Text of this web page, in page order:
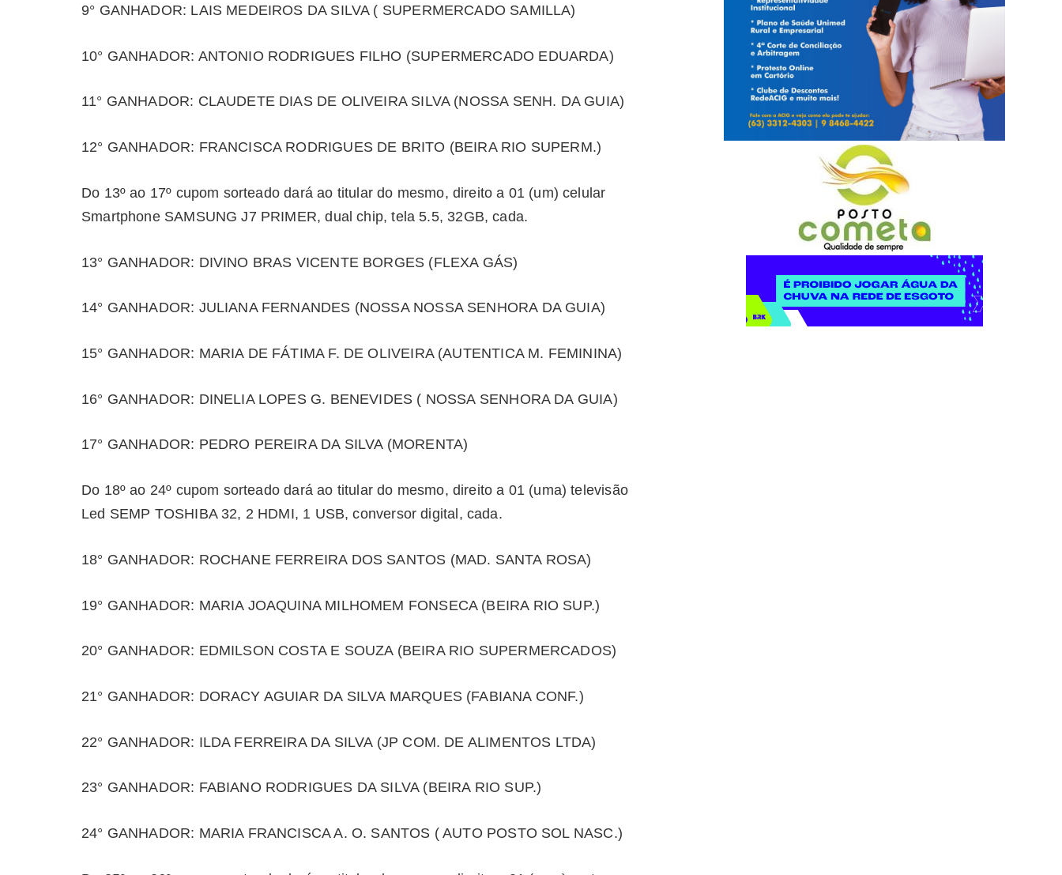
9° GANHADOR: LAIS MEDEIROS DA SILVA ( SUPERMERCADO SAMILLA)
10° GANHADOR: ANTONIO RODRIGUES FILHO (SUPERMERCADO EDUARDA)
11° GANHADOR: CLAUDETE DIAS DE OLIVEIRA SILVA (NOSSA SENH. DA GUIA)
12° GANHADOR: FRANCISCA RODRIGUES DE BRITO (BEIRA RIO SUPERM.)
Do 13º ao 17º cupom sorteado dará ao titular do mesmo, direito a 01 (um) celular
Smartphone SAMSUNG J7 PRIMER, dual chip, tela 5.5, 32GB, cada.
13° GANHADOR: DIVINO BRAS VICENTE BORGES (FLEXA GÁS)
14° GANHADOR: JULIANA FERNANDES (NOSSA NOSSA SENHORA DA GUIA)
15° GANHADOR: MARIA DE FÁTIMA F. DE OLIVEIRA (AUTENTICA M. FEMININA)
16° GANHADOR: DINELIA LOPES G. BENEVIDES ( NOSSA SENHORA DA GUIA)
17° GANHADOR: PEDRO PEREIRA DA SILVA (MORENTA)
Do 18º ao 24º cupom sorteado dará ao titular do mesmo, direito a 01 (uma) televisão
Led SEMP TOSHIBA 32, 2 HDMI, 1 USB, conversor digital, cada.
18° GANHADOR: ROCHANE FERREIRA DOS SANTOS (MAD. SANTA ROSA)
19° GANHADOR: MARIA JOAQUINA MILHOMEM FONSECA (BEIRA RIO SUP.)
20° GANHADOR: EDMILSON COSTA E SOUZA (BEIRA RIO SUPERMERCADOS)
21° GANHADOR: DORACY AGUIAR DA SILVA MARQUES (FABIANA CONF.)
22° GANHADOR: ILDA FERREIRA DA SILVA (JP COM. DE ALIMENTOS LTDA)
23° GANHADOR: FABIANO RODRIGUES DA SILVA (BEIRA RIO SUP.)
24° GANHADOR: MARIA FRANCISCA A. O. SANTOS ( AUTO POSTO SOL NASC.)